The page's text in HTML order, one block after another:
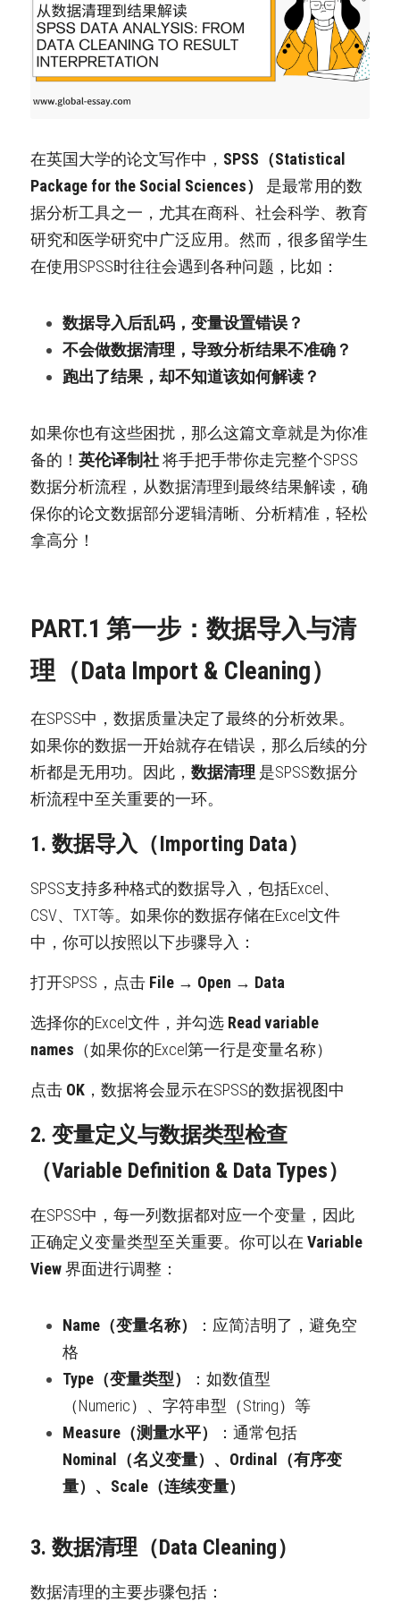
在英国大学的论文写作中， SPSS（Statistical
Package for the Social Sciences）
是最常用的数
据分析工具之一，尤其在商科、社会科学、教育
研究和医学研究中广泛应用。然而，很多留学生
在使用SPSS时往往会遇到各种问题，比如：
数据导入后乱码，变量设置错误？
不会做数据清理，导致分析结果不准确？
跑出了结果，却不知道该如何解读？
如果你也有这些困扰，那么这篇文章就是为你准
备的！ 英伦译制社 将手把手带你走完整个SPSS
数据分析流程，从数据清理到最终结果解读，确
保你的论文数据部分逻辑清晰、分析精准，轻松
拿高分！
PART.1 第一步：数据导入与清
理（Data Import & Cleaning）
在SPSS中，数据质量决定了最终的分析效果。
如果你的数据一开始就存在错误，那么后续的分
析都是无用功。因此， 数据清理 是SPSS数据分
析流程中至关重要的一环。
1. 数据导入（Importing Data）
SPSS支持多种格式的数据导入，包括Excel、
CSV、TXT等。如果你的数据存储在Excel文件
中，你可以按照以下步骤导入：
打开SPSS，点击 File → Open → Data
选择你的Excel文件，并勾选 Read variable
names （如果你的Excel第一行是变量名称）
点击 OK ，数据将会显示在SPSS的数据视图中
2. 变量定义与数据类型检查
（Variable Definition & Data Types）
在SPSS中，每一列数据都对应一个变量，因此
正确定义变量类型至关重要。你可以在 Variable
View 界面进行调整：
Name（变量名称）
：应简洁明了，避免空
格
Type（变量类型）
：如数值型
（Numeric）、字符串型（String）等
Measure（测量水平）
Nominal（名义变量）、Ordinal（有序变
量）、Scale（连续变量）
3. 数据清理（Data Cleaning）
数据清理的主要步骤包括：